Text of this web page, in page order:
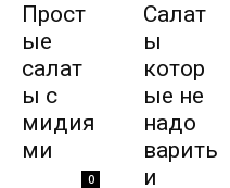
Прост
ые
салат
ы с
мидия
ми
0
Салат
ы
котор
ые не
надо
варить
и